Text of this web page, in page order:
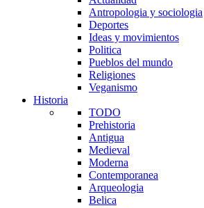
Antropologia y sociologia
Deportes
Ideas y movimientos
Politica
Pueblos del mundo
Religiones
Veganismo
Historia
TODO
Prehistoria
Antigua
Medieval
Moderna
Contemporanea
Arqueologia
Belica